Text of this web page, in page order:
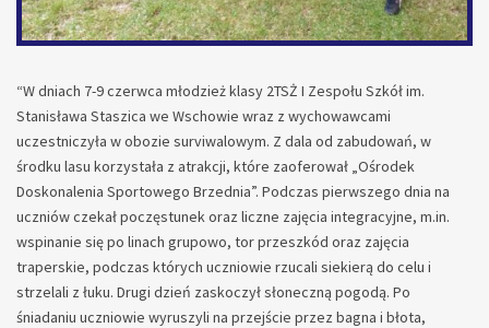
“W dniach 7-9 czerwca młodzież klasy 2TSŻ I Zespołu Szkół im.
Stanisława Staszica we Wschowie wraz z wychowawcami
uczestniczyła w obozie surviwalowym. Z dala od zabudowań, w
środku lasu korzystała z atrakcji, które zaoferował „Ośrodek
Doskonalenia Sportowego Brzednia”. Podczas pierwszego dnia na
uczniów czekał poczęstunek oraz liczne zajęcia integracyjne, m.in.
wspinanie się po linach grupowo, tor przeszkód oraz zajęcia
traperskie, podczas których uczniowie rzucali siekierą do celu i
strzelali z łuku. Drugi dzień zaskoczył słoneczną pogodą. Po
śniadaniu uczniowie wyruszyli na przejście przez bagna i błota,